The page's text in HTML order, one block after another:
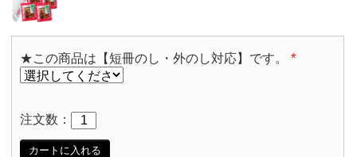
★この商品は【短冊のし・外のし対応】です。 *
注文数：
カートに入れる